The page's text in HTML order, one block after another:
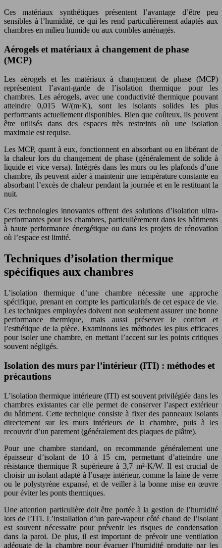
Ces matériaux synthétiques présentent l’avantage d’être peu
sensibles à l’humidité, ce qui les rend particulièrement adaptés aux
chambres en milieu humide ou aux combles aménagés.
Aérogels et matériaux à changement de phase
(MCP)
Les aérogels et les matériaux à changement de phase (MCP)
représentent l’avant-garde de l’isolation thermique pour les
chambres. Les aérogels, avec une conductivité thermique pouvant
atteindre 0,015 W/(m·K), sont les isolants solides les plus
performants actuellement disponibles. Bien que coûteux, ils peuvent
être utilisés dans des espaces très restreints où une isolation
maximale est requise.
Les MCP, quant à eux, fonctionnent en absorbant ou en libérant de
la chaleur lors du changement de phase (généralement de solide à
liquide et vice versa). Intégrés dans les murs ou les plafonds d’une
chambre, ils peuvent aider à maintenir une température constante en
absorbant l’excès de chaleur pendant la journée et en le restituant la
nuit.
Ces technologies innovantes offrent des solutions d’isolation ultra-
performantes pour les chambres, particulièrement dans les bâtiments
à haute performance énergétique ou dans les projets de rénovation
où l’espace est limité.
Techniques d’isolation thermique
spécifiques aux chambres
L’isolation thermique d’une chambre nécessite une approche
spécifique, prenant en compte les particularités de cet espace de vie.
Les techniques employées doivent non seulement assurer une bonne
performance thermique, mais aussi préserver le confort et
l’esthétique de la pièce. Examinons les méthodes les plus efficaces
pour isoler une chambre, en mettant l’accent sur les points critiques
souvent négligés.
Isolation des murs par l’intérieur (ITI) : méthodes et
précautions
L’isolation thermique intérieure (ITI) est souvent privilégiée dans les
chambres existantes car elle permet de conserver l’aspect extérieur
du bâtiment. Cette technique consiste à fixer des panneaux isolants
directement sur les murs intérieurs de la chambre, puis à les
recouvrir d’un parement (généralement des plaques de plâtre).
Pour une chambre standard, on recommande généralement une
épaisseur d’isolant de 10 à 15 cm, permettant d’atteindre une
résistance thermique R supérieure à 3,7 m²·K/W. Il est crucial de
choisir un isolant adapté à l’usage intérieur, comme la laine de verre
ou le polystyrène expansé, et de veiller à la bonne mise en œuvre
pour éviter les ponts thermiques.
Une attention particulière doit être portée à la gestion de l’humidité
lors de l’ITI. L’installation d’un pare-vapeur côté chaud de l’isolant
est souvent nécessaire pour prévenir les risques de condensation
dans la paroi. De plus, il est important de prévoir une ventilation
adéquate de la chambre pour évacuer l’humidité produite par les